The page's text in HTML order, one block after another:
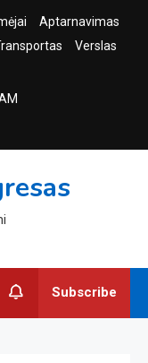
Aptarnavimas
Verslas
Subscribe